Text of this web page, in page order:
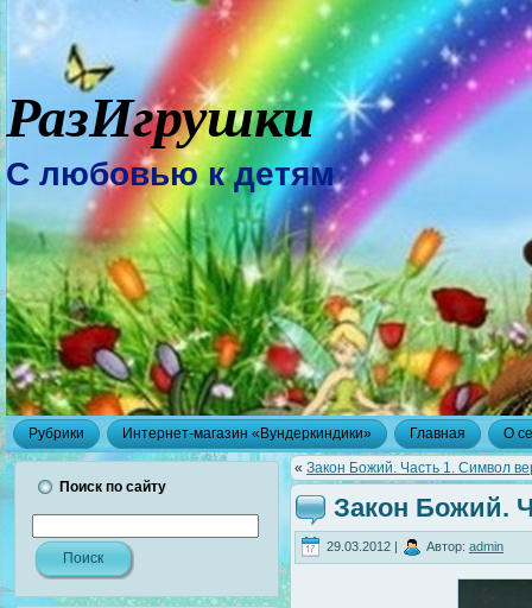
РазИгрушки
С любовью к детям
Рубрики Интернет-магазин «Вундеркиндики» Главная О
Поиск по сайту
« Закон Божий. Часть 1. Символ
Закон Божий.
29.03.2012 | Автор: admin